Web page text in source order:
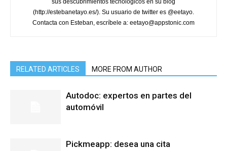
(http://estebanetayo.es/). Su usuario de twitter es @eetayo.
Contacta con Esteban, escríbele a: eetayo@appstonic.com
RELATED ARTICLES MORE FROM AUTHOR
Autodoc: expertos en partes del
automóvil
Pickmeapp: desea una cita